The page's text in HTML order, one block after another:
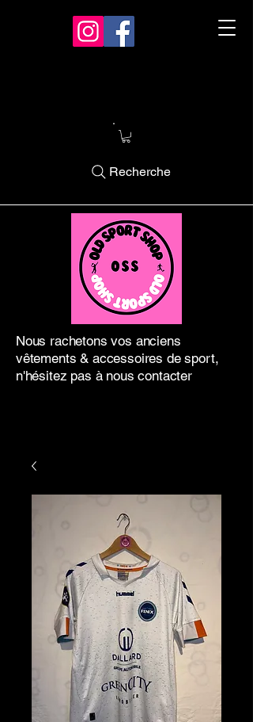
Nous rachetons vos anciens
vêtements & accessoires de sport,
n'hésitez pas à nous contacter
Recherche